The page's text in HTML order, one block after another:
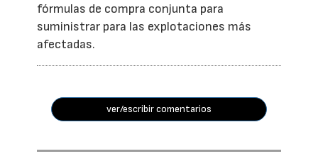
fórmulas de compra conjunta para
suministrar para las explotaciones más
afectadas.
ver/escribir comentarios